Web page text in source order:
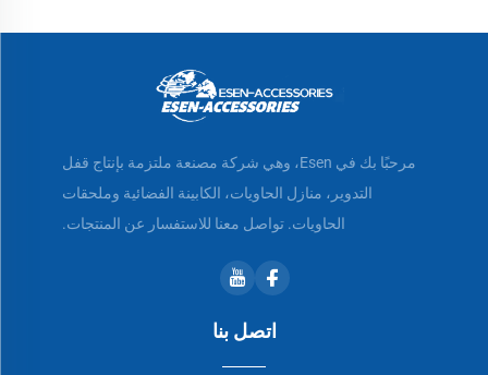
مرحبًا بك في Esen، وهي شركة مصنعة ملتزمة بإنتاج قفل
التدوير، منازل الحاويات، الكابينة الفضائية وملحقات
الحاويات. تواصل معنا للاستفسار عن المنتجات.
اتصل بنا